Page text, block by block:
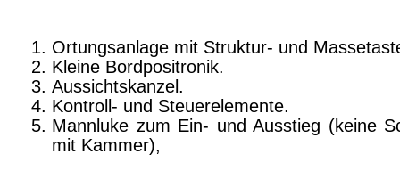
Ortungsanlage mit Struktur- und
Kleine Bordpositronik.
Aussichtskanzel.
Kontroll- und Steuerelemente.
Mannluke zum Ein- und Ausstieg (keine
mit Kammer),